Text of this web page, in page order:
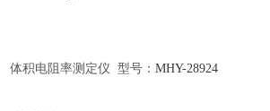
体积电阻率测定仪 型号：MHY-28924